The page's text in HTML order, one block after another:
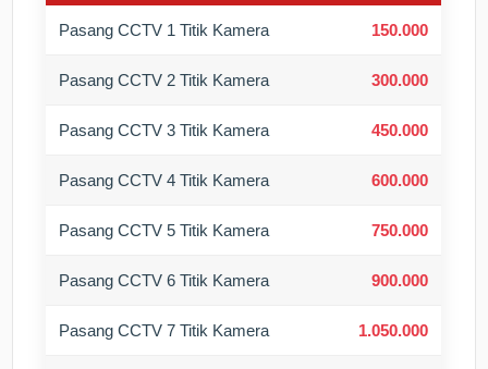
Pasang CCTV 1 Titik Kamera 150.000
Pasang CCTV 2 Titik Kamera 300.000
Pasang CCTV 3 Titik Kamera 450.000
Pasang CCTV 4 Titik Kamera 600.000
Pasang CCTV 5 Titik Kamera 750.000
Pasang CCTV 6 Titik Kamera 900.000
Pasang CCTV 7 Titik Kamera 1.050.000